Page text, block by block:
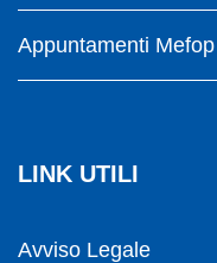
Appuntamenti Mefop
LINK UTILI
Avviso Legale